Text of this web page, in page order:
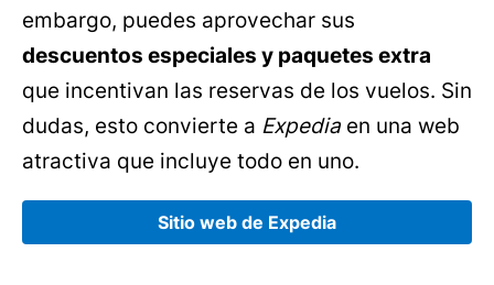
embargo, puedes aprovechar sus
descuentos especiales y paquetes extra
que incentivan las reservas de los vuelos. Sin
dudas, esto convierte a Expedia en una web
atractiva que incluye todo en uno.
Sitio web de Expedia